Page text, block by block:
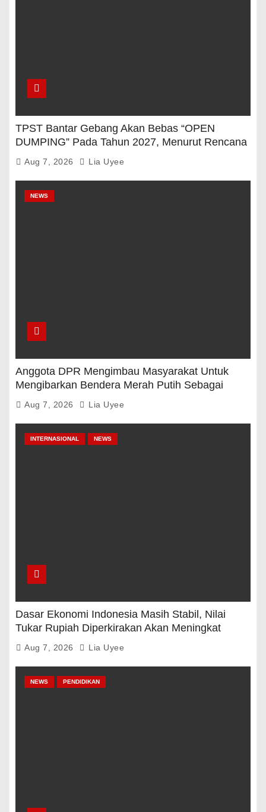
TPST Bantar Gebang Akan Bebas “OPEN
DUMPING” Pada Tahun 2027, Menurut Rencana
Pemerintah
Aug 7, 2026 Lia Uyee
NEWS
Anggota DPR Mengimbau Masyarakat Untuk
Mengibarkan Bendera Merah Putih Sebagai
Tanda Rasa Terima Kasih
Aug 7, 2026 Lia Uyee
INTERNASIONAL NEWS
Dasar Ekonomi Indonesia Masih Stabil, Nilai
Tukar Rupiah Diperkirakan Akan Meningkat
Aug 7, 2026 Lia Uyee
NEWS PENDIDIKAN